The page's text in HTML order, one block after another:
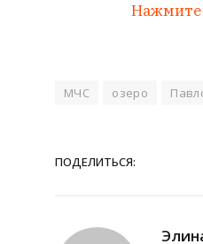
Нажмите
МЧС озеро
ПОДЕЛИТЬСЯ: